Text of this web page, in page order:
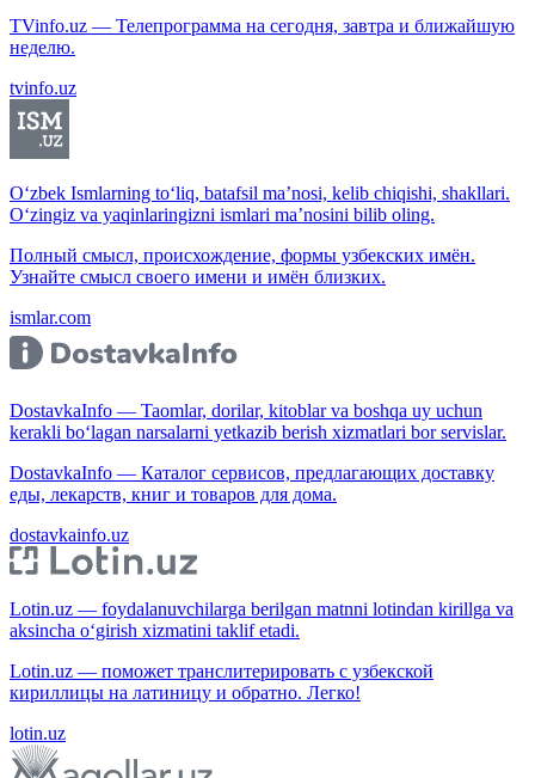
TVinfo.uz — Телепрограмма на сегодня, завтра и ближайшую
неделю.
tvinfo.uz
O‘zbek Ismlarning to‘liq, batafsil ma’nosi, kelib chiqishi, shakllari.
O‘zingiz va yaqinlaringizni ismlari ma’nosini bilib oling.
Полный смысл, происхождение, формы узбекских имён.
Узнайте смысл своего имени и имён близких.
ismlar.com
DostavkaInfo — Taomlar, dorilar, kitoblar va boshqa uy uchun
kerakli bo‘lagan narsalarni yetkazib berish xizmatlari bor servislar.
DostavkaInfo — Каталог сервисов, предлагающих доставку
еды, лекарств, книг и товаров для дома.
dostavkainfo.uz
Lotin.uz — foydalanuvchilarga berilgan matnni lotindan kirillga va
aksincha o‘girish xizmatini taklif etadi.
Lotin.uz — поможет транслитерировать с узбекской
кириллицы на латиницу и обратно. Легко!
lotin.uz